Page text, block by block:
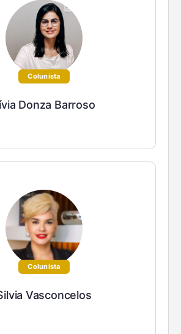
Colunista
Donza Barroso
Colunista
Vasconcelos